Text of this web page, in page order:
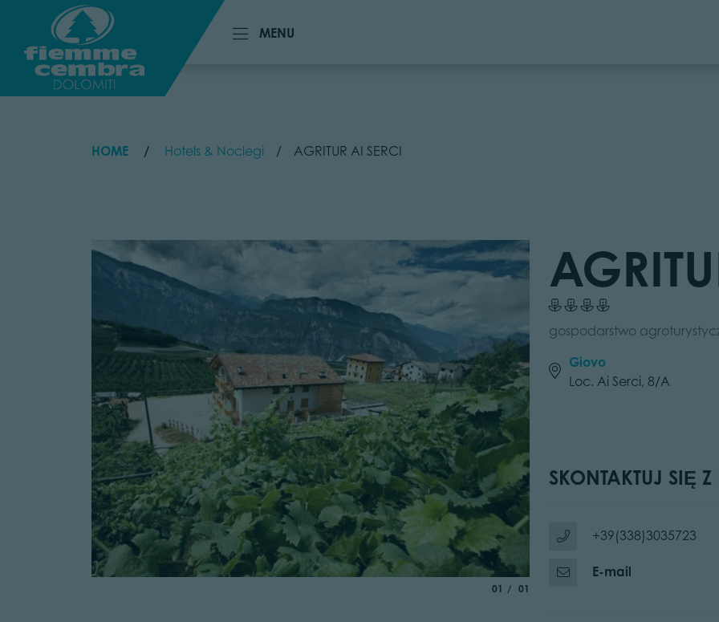
MENU
MENU
HOME Hotels & Noclegi AGRITUR AI SERCI
aria.slide_indicator.prefix
01 of
01
gospodarstwo
Giovo
Loc. Ai Serci, 8/A
SKONTAKTUJ SIĘ
+39(338)3035723
E-mail